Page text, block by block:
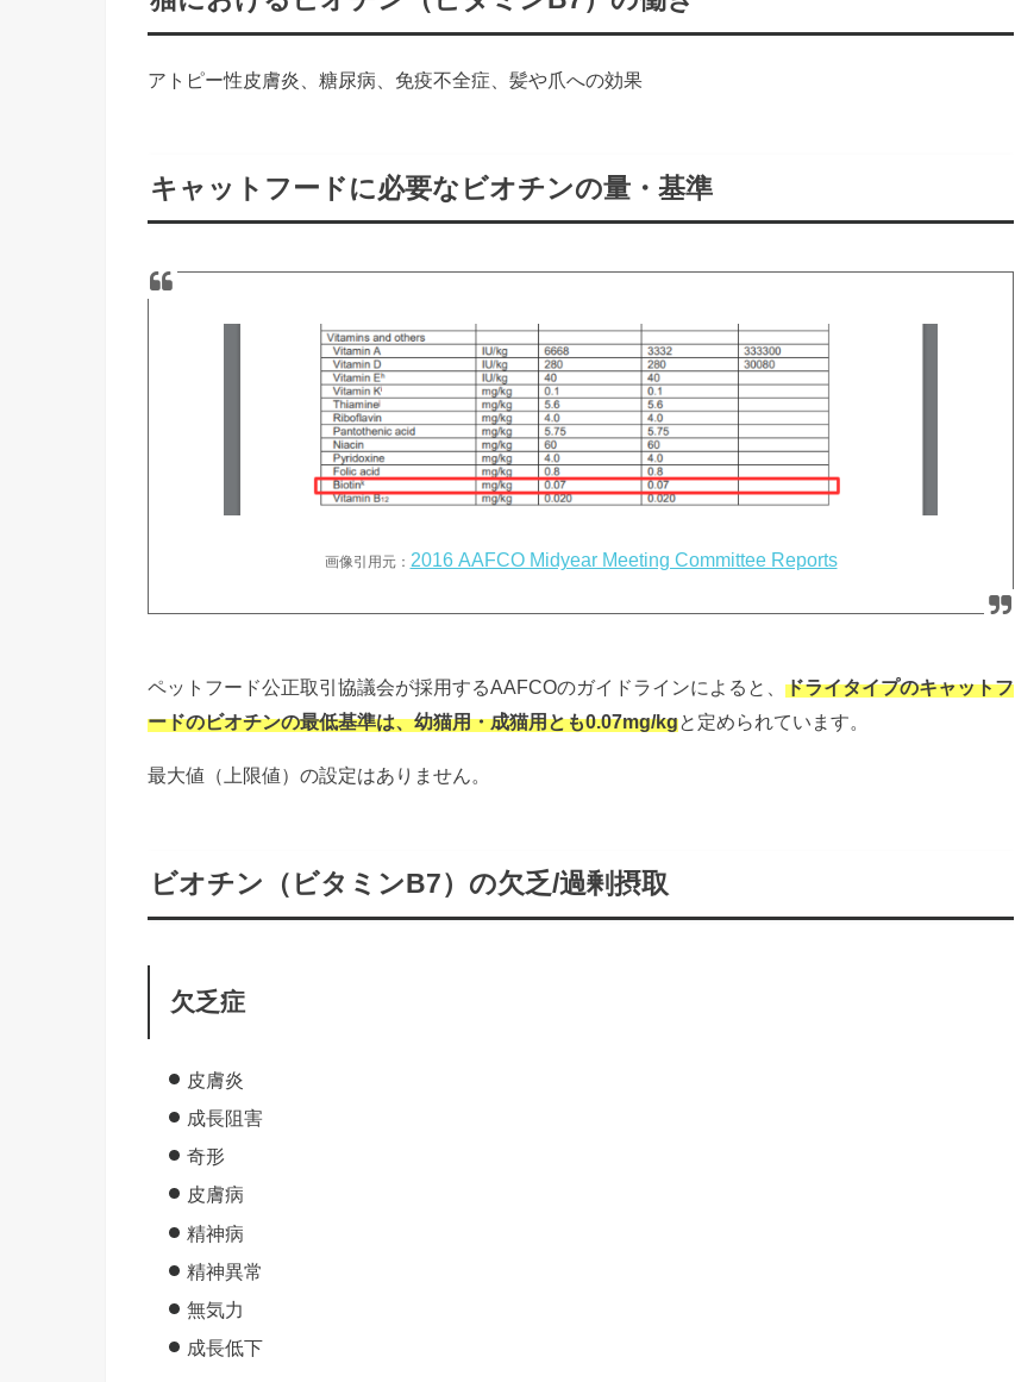
アトピー性皮膚炎、糖尿病、免疫不全症、髪や爪への効果
キャットフードに必要なビオチンの量・基準
画像引用元： 2016 AAFCO Midyear Meeting Committee Reports
ペットフード公正取引協議会が採用するAAFCOのガイドラインによると、 ドライタイプのキャットフ
ードのビオチンの最低基準は、幼猫用・成猫用とも0.07mg/kgと定められています。
最大値（上限値）の設定はありません。
ビオチン（ビタミンB7）の欠乏/過剰摂取
欠乏症
皮膚炎
成長阻害
奇形
皮膚病
精神病
精神異常
無気力
成長低下